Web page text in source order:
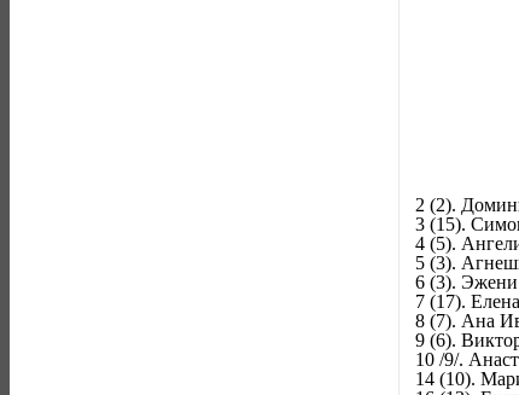
2 (2).
3 (15).
4 (5).
5 (3).
6 (3).
7 (17).
8 (7). Ана
9 (6).
10 /9/.
14 (10).